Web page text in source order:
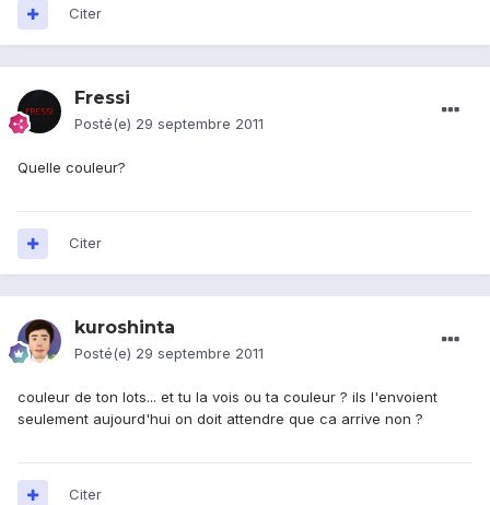
Citer
Fressi
Posté(e) 29 septembre 2011
Quelle couleur?
Citer
kuroshinta
Posté(e) 29 septembre 2011
couleur de ton lots... et tu la vois ou ta couleur ? ils l'envoient
seulement aujourd'hui on doit attendre que ca arrive non ?
Citer